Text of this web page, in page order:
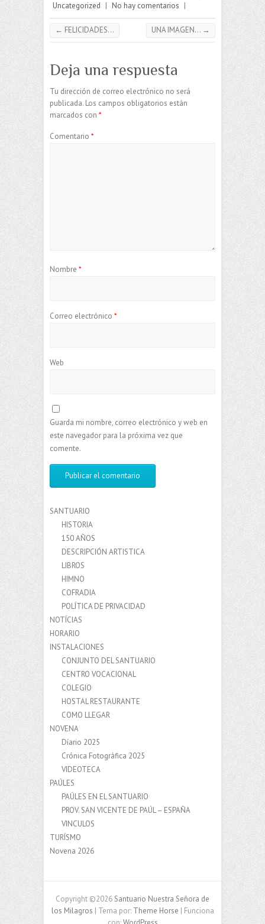
Uncategorized | No hay comentarios |
← FELICIDADES… UNA IMAGEN… →
Deja una respuesta
Tu dirección de correo electrónico no será
publicada. Los campos obligatorios están
marcados con *
Comentario *
Nombre *
Correo electrónico *
Web
Guarda mi nombre, correo electrónico y web en
este navegador para la próxima vez que
comente.
SANTUARIO
HISTORIA
150 AÑOS
DESCRIPCIÓN ARTISTICA
LIBROS
HIMNO
COFRADIA
POLÍTICA DE PRIVACIDAD
NOTÍCIAS
HORARIO
INSTALACIONES
CONJUNTO DEL SANTUARIO
CENTRO VOCACIONAL
COLEGIO
HOSTAL RESTAURANTE
COMO LLEGAR
NOVENA
Díario 2025
Crónica Fotográfica 2025
VIDEOTECA
PAÚLES
PAÚLES EN EL SANTUARIO
PROV. SAN VICENTE DE PAÚL – ESPAÑA
VINCULOS
TURÍSMO
Novena 2026
Copyright ©2026 Santuario Nuestra Señora de
los Milagros | Tema por: Theme Horse | Funciona